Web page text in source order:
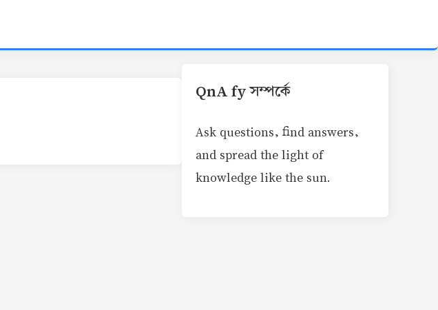
QnA fy সম্পর্কে
Ask questions, find answers,
and spread the light of
knowledge like the sun.